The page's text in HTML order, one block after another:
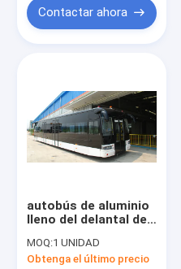
Contactar ahora
autobús de aluminio
lleno del delantal del
cuerpo con
capacidad de 110
MOQ:1 UNIDAD
Obtenga el último precio